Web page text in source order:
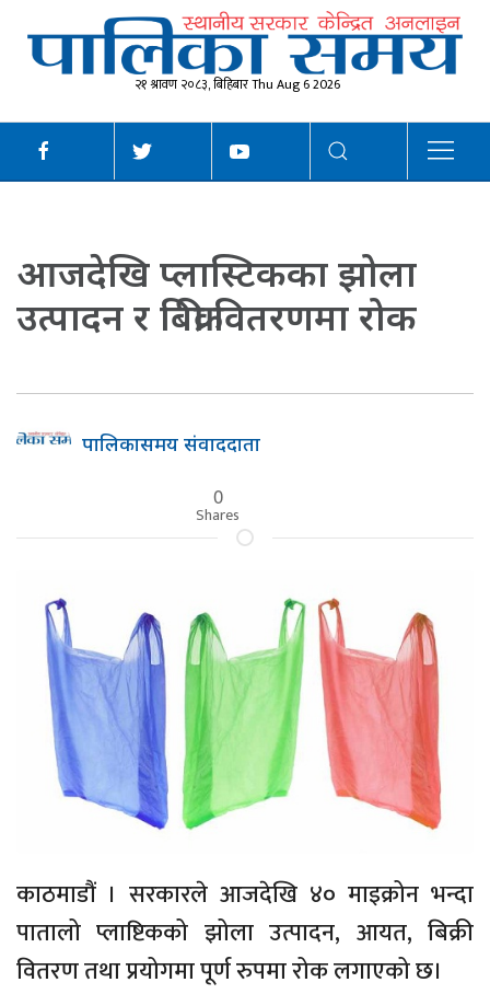
२१ श्रावण २०८३, बिहिबार Thu Aug 6 2026
आजदेखि प्लास्टिकका झोला
उत्पादन र बिक्री वितरणमा रोक
पालिकासमय संवाददाता
0
Shares
काठमाडौं । सरकारले आजदेखि ४० माइक्रोन भन्दा
पातालो प्लाष्टिकको झोला उत्पादन, आयत, बिक्री
वितरण तथा प्रयोगमा पूर्ण रुपमा रोक लगाएको छ।